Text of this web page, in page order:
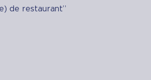
de restaurant”